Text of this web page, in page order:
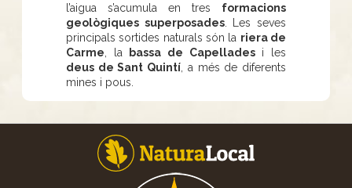
l’aigua s’acumula en tres formacions
geològiques superposades. Les seves
principals sortides naturals són la riera de
Carme , la bassa de Capelladesi les
deus de Sant Quintí , a més de diferents
mines i pous.